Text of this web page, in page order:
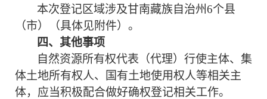
本次登记区域涉及甘南藏族自治州6个县
（市）
（具体见附件）。
四、其他事项
自然资源所有权代表（代理）行使主体、集
体土地所有权人、国有土地使用权人等相关主
体，应当积极配合做好确权登记相关工作。